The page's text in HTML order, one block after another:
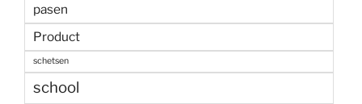
pasen
Product
schetsen
school